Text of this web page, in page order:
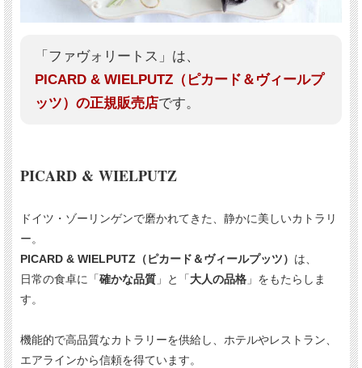
「ファヴォリートス」は、
PICARD & WIELPUTZ（ピカード＆ヴィールプ
ッツ）の正規販売店です。
PICARD & WIELPUTZ
ドイツ・ゾーリンゲンで磨かれてきた、静かに美しいカトラリ
ー。
PICARD & WIELPUTZ（ピカード＆ヴィールプッツ） は、
日常の食卓に「確かな品質 」と「大人の品格 」をもたらしま
す。
機能的で高品質なカトラリーを供給し、ホテルやレストラン、
エアラインから信頼を得ています。